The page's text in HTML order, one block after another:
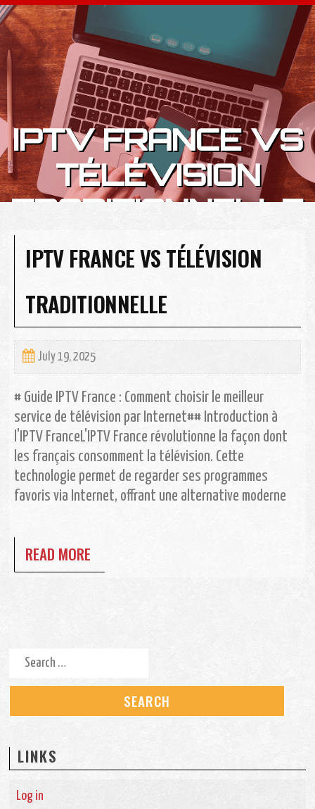
Skip to content
IPTV FRANCE VS
TÉLÉVISION
TRADITIONNELLE
IPTV FRANCE VS TÉLÉVISION
TRADITIONNELLE
July 19, 2025
# Guide IPTV France : Comment choisir le meilleur
service de télévision par Internet## Introduction à
l'IPTV FranceL'IPTV France révolutionne la façon dont
les français consomment la télévision. Cette
technologie permet de regarder ses programmes
favoris via Internet, offrant une alternative moderne
READ MORE
Search for:
LINKS
Log in